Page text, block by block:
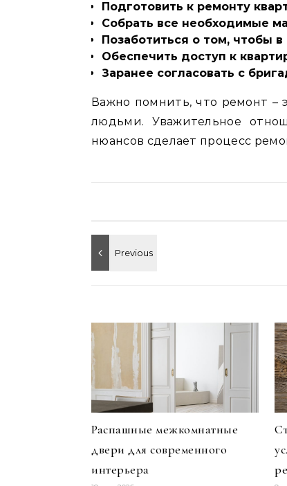
Подготовить к ремонту
Собрать все необходимые
Позаботиться о том, чтобы
Обеспечить доступ к
Заранее согласовать с
Важно помнить, что ремонт –
людьми. Уважительное
нюансов сделает процесс
Распашные межкомнатные
двери для современного
интерьера